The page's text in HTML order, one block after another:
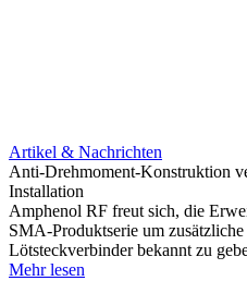
Artikel & Nachrichten
Anti-Drehmoment-Konstruktion
Installation
Amphenol RF freut sich, die
SMA-Produktserie um
Lötsteckverbinder bekannt zu
Mehr lesen